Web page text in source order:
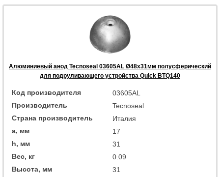
Алюминиевый анод Tecnoseal 03605AL Ø48x31мм полусферический
для подруливающего устройства Quick BTQ140
Код производителя
03605AL
Производитель
Tecnoseal
Страна производитель
Италия
a, мм
17
h, мм
31
Вес, кг
0.09
Высота, мм
31